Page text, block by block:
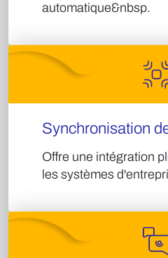
automatique&nbsp.
Synchronisation
Offre une intégration
les systèmes